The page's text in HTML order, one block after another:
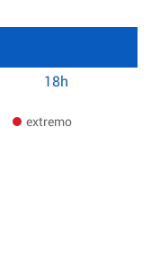
18h
extremo